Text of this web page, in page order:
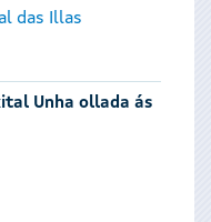
das Illas
Unha ollada ás